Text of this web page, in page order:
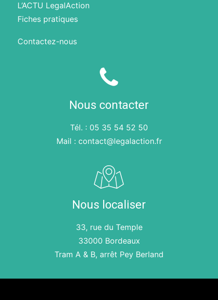
L’ACTU LegalAction
Fiches pratiques
Contactez-nous
Nous contacter
Tél. : 05 35 54 52 50
Mail : contact@legalaction.fr
Nous localiser
33, rue du Temple
33000 Bordeaux
Tram A & B, arrêt Pey Berland